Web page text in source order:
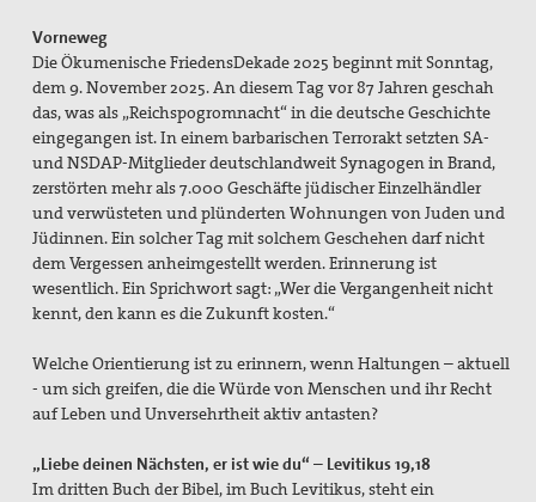
Vorneweg
Die Ökumenische FriedensDekade 2025 beginnt mit Sonntag,
dem 9. November 2025. An diesem Tag vor 87 Jahren geschah
das, was als „Reichspogromnacht“ in die deutsche Geschichte
eingegangen ist. In einem barbarischen Terrorakt setzten SA-
und NSDAP-Mitglieder deutschlandweit Synagogen in Brand,
zerstörten mehr als 7.000 Geschäfte jüdischer Einzelhändler
und verwüsteten und plünderten Wohnungen von Juden und
Jüdinnen. Ein solcher Tag mit solchem Geschehen darf nicht
dem Vergessen anheimgestellt werden. Erinnerung ist
wesentlich. Ein Sprichwort sagt: „Wer die Vergangenheit nicht
kennt, den kann es die Zukunft kosten.“
Welche Orientierung ist zu erinnern, wenn Haltungen – aktuell
- um sich greifen, die die Würde von Menschen und ihr Recht
auf Leben und Unversehrtheit aktiv antasten?
„Liebe deinen Nächsten, er ist wie du“ – Levitikus 19,18
Im dritten Buch der Bibel, im Buch Levitikus, steht ein